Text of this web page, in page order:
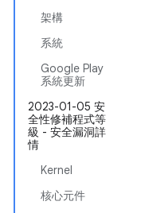
架構
系統
Google Play
系統更新
2023-01-05 安
全性修補程式等
級 - 安全漏洞詳
情
Kernel
核心元件